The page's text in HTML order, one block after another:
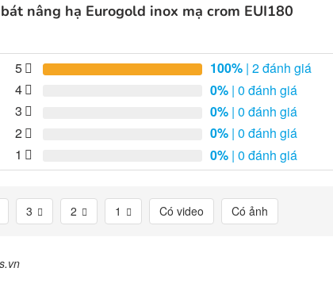
nâng hạ Eurogold inox mạ crom EUI180
5 100% | 2 đánh giá
4
0% | 0 đánh giá
3
0% | 0 đánh giá
2
0% | 0 đánh giá
1
0% | 0 đánh giá
3 2 1 Có video Có ảnh